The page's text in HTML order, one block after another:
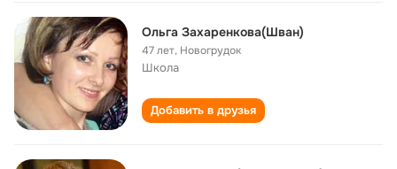
Ольга Захаренкова(Шван)
47 лет, Новогрудок
Школа
Добавить в друзья